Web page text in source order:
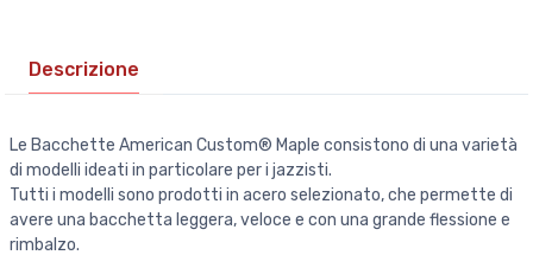
Descrizione
Le Bacchette American Custom® Maple consistono di una varietà
di modelli ideati in particolare per i jazzisti.
Tutti i modelli sono prodotti in acero selezionato, che permette di
avere una bacchetta leggera, veloce e con una grande flessione e
rimbalzo.